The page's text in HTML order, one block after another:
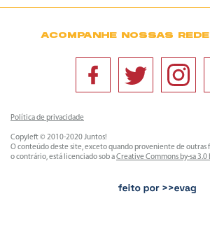
ACOMPANHE NOSSAS
Política de privacidade
Copyleft © 2010-2020 Juntos!
O conteúdo deste site, exceto quando proveniente de outras
o contrário, está licenciado sob aCreative Commons by-sa 3.0